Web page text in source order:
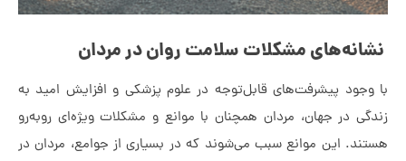
مشکلات سلامت روان در مردان
پیشرفت‌های قابل‌توجه در علوم پزشکی و افزایش امید به
جهان، مردان همچنان با موانع و مشکلات ویژه‌ای روبه‌رو
این موانع سبب می‌شوند که در بسیاری از جوامع، مردان در